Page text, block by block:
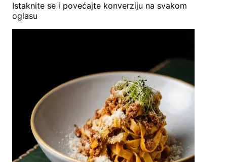
Istaknite se i povećajte konverziju na svakom
oglasu